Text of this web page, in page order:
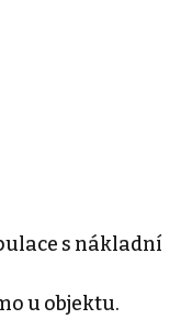
s nákladní
u objektu.